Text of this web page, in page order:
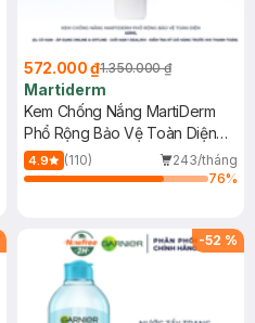
572.000 ₫1.350.000 ₫
Martiderm
Kem Chống Nắng MartiDerm
Phổ Rộng Bảo Vệ Toàn Diện
40ml
4.9 (110)
243/tháng
76%
-52 %